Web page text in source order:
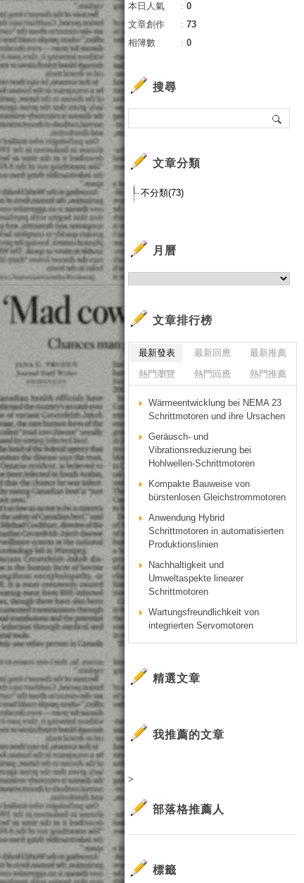
本日人氣
： 0
文章創作
： 73
相簿數
： 0
搜尋
文章分類
不分類(73)
月曆
文章排行榜
最新發表 最新回應
最新推薦
熱門瀏覽
熱門回應 熱門推薦
Wärmeentwicklung bei NEMA 23
Schrittmotoren und ihre Ursachen
Geräusch- und
Vibrationsreduzierung bei
Hohlwellen-Schrittmotoren
Kompakte Bauweise von
bürstenlosen Gleichstrommotoren
Anwendung Hybrid
Schrittmotoren in automatisierten
Produktionslinien
Nachhaltigkeit und
Umweltaspekte linearer
Schrittmotoren
Wartungsfreundlichkeit von
integrierten Servomotoren
精選文章
我推薦的文章
>
部落格推薦人
標籤